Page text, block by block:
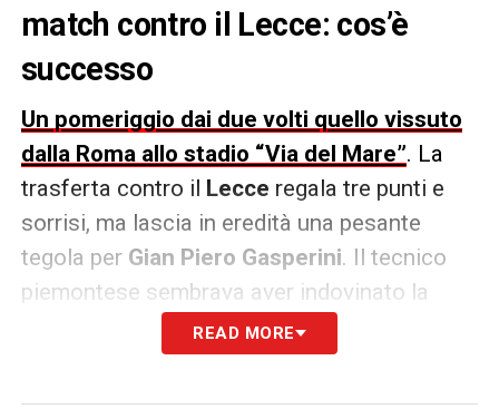
match contro il Lecce: cos’è
successo
Un pomeriggio dai due volti quello vissuto
dalla Roma allo stadio “Via del Mare”. La
trasferta contro il Lecce regala tre punti e
sorrisi, ma lascia in eredità una pesante
tegola per Gian Piero Gasperini. Il tecnico
piemontese sembrava aver indovinato la
mossa vincente al 60′, richiamando in
panchina un ottimoEvan Ferguson
READ MORE